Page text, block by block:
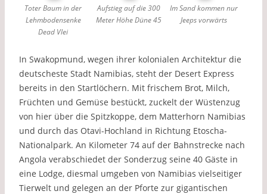
Toter Baum in der
Lehmbodensenke
Dead Vlei
Aufstieg auf die 300
Meter Höhe Düne 45
Im Sand kommen nur
Jeeps vorwärts
In Swakopmund, wegen ihrer kolonialen Architektur die
deutscheste Stadt Namibias, steht der Desert Express
bereits in den Startlöchern. Mit frischem Brot, Milch,
Früchten und Gemüse bestückt, zuckelt der Wüstenzug
von hier über die Spitzkoppe, dem Matterhorn Namibias
und durch das Otavi-Hochland in Richtung Etoscha-
Nationalpark. An Kilometer 74 auf der Bahnstrecke nach
Angola verabschiedet der Sonderzug seine 40 Gäste in
eine Lodge, diesmal umgeben von Namibias vielseitiger
Tierwelt und gelegen an der Pforte zur gigantischen